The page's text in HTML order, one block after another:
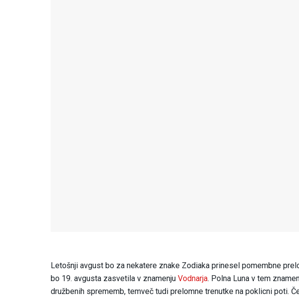
Letošnji avgust bo za nekatere znake Zodiaka prinesel pomembne
bo 19. avgusta zasvetila v znamenju Vodnarja. Polna Luna v tem
družbenih sprememb, temveč tudi prelomne trenutke na poklicni poti.